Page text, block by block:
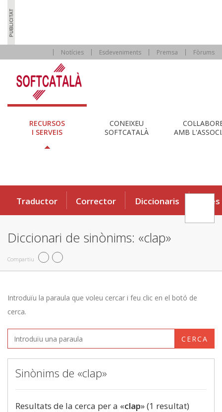
Notícies Esdeveniments Premsa Fòrums
RECURSOS
I SERVEIS
CONEIXEU
SOFTCATALÀ
AMB
Traductor Corrector Diccionaris Eines
Diccionari de sinònims: «clap»
Compartiu
Introduïu la paraula que voleu cercar i feu clic en el botó de
cerca.
CERCA
Sinònims de «clap»
Resultats de la cerca per a «clap» (1 resultat)